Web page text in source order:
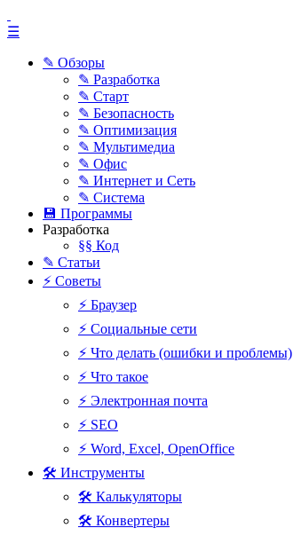
☰
✎ Обзоры
✎ Разработка
✎ Старт
✎ Безопасность
✎ Оптимизация
✎ Мультимедиа
✎ Офис
✎ Интернет и Сеть
✎ Система
💾 Программы
Разработка
§§ Код
✎ Статьи
⚡ Советы
⚡ Браузер
⚡ Социальные сети
⚡ Что делать (ошибки и проблемы)
⚡ Что такое
⚡ Электронная почта
⚡ SEO
⚡ Word, Excel, OpenOffice
🛠 Инструменты
🛠 Калькуляторы
🛠 Конвертеры